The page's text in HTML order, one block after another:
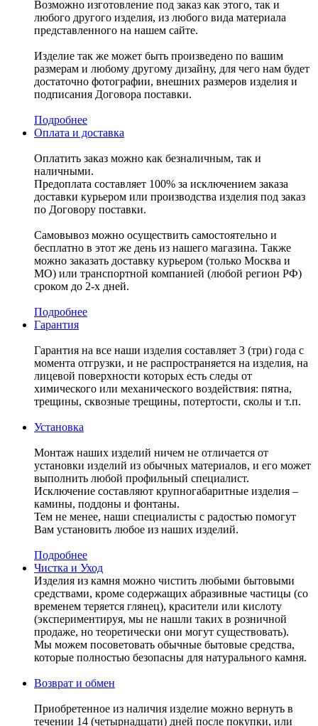
Возможно изготовление под заказ как этого, так и
любого другого изделия, из любого вида материала
представленного на нашем сайте.
Изделие так же может быть произведено по вашим
размерам и любому другому дизайну, для чего нам будет
достаточно фотографии, внешних размеров изделия и
подписания Договора поставки.
Подробнее
Оплата и доставка
Оплатить заказ можно как безналичным, так и
наличными.
Предоплата составляет 100% за исключением заказа
доставки курьером или производства изделия под заказ
по Договору поставки.
Самовывоз можно осуществить самостоятельно и
бесплатно в этот же день из нашего магазина. Также
можно заказать доставку курьером (только Москва и
МО) или транспортной компанией (любой регион РФ)
сроком до 2-х дней.
Подробнее
Гарантия
Гарантия на все наши изделия составляет 3 (три) года с
момента отгрузки, и не распространяется на изделия, на
лицевой поверхности которых есть следы от
химического или механического воздействия: пятна,
трещины, сквозные трещины, потертости, сколы и т.п.
Установка
Монтаж наших изделий ничем не отличается от
установки изделий из обычных материалов, и его может
выполнить любой профильный специалист.
Исключение составляют крупногабаритные изделия –
камины, поддоны и фонтаны.
Тем не менее, наши специалисты с радостью помогут
Вам установить любое из наших изделий.
Подробнее
Чистка и Уход
Изделия из камня можно чистить любыми бытовыми
средствами, кроме содержащих абразивные частицы (со
временем теряется глянец), красители или кислоту
(экспериментируя, мы не нашли таких в розничной
продаже, но теоретически они могут существовать).
Мы можем посоветовать обычные бытовые средства,
которые полностью безопасны для натурального камня.
Возврат и обмен
Приобретенное из наличия изделие можно вернуть в
течении 14 (четырнадцати) дней после покупки, или